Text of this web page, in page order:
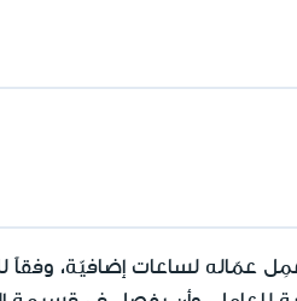
عمّاله لساعات إضافيّة، وفقاً